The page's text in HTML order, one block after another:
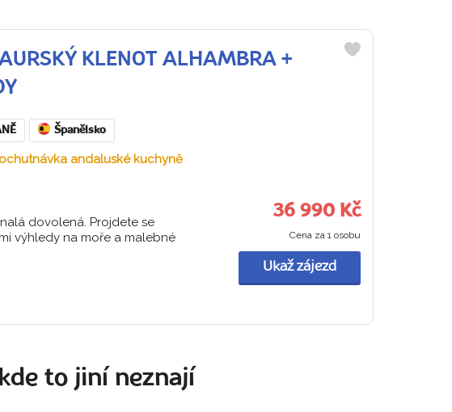
KLENOT ALHAMBRA +
Španělsko
andaluské kuchyně
dovolená. Projdete se
výhledy na moře a malebné
36 990 Kč
Cena za 1 osobu
Ukaž zájezd
to jiní neznají